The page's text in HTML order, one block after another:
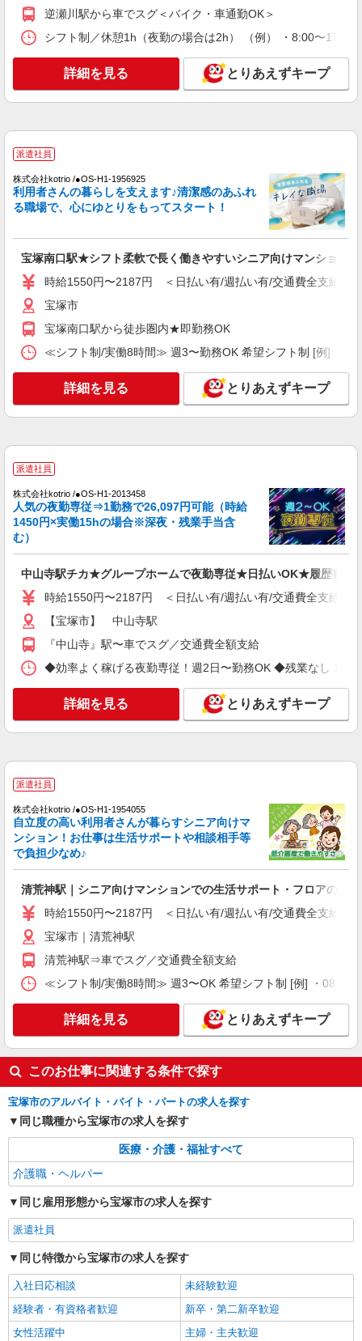
夜勤手当 〇深夜勤務手当 〇年末年始勤務手当 〇
早朝7:00〜8:00/夜間18:00〜20:00は時給25％UP
里町1番38号
キープ 詳細を見る
時給1,181円〜1,244円 ※経験・能力・資格等
間外勤務手当 〇土日祝勤務手当 〇無事故無違反表
彰金 〇年末年始勤務手当
兵庫県宝塚市高司1-6-18 リバーウエスト宝塚1F
詳細を見る
パート
エイジフリーハウス宝塚中山
サービス付き高齢者向け住宅／介護職／PMの
時給1,231円〜1,346円 ※経験・能力・資格等
1,231円 初任者研修 時給1,231円 ※一律処遇改善
加算含む 〇時間外勤務手当 〇土日祝勤務手当 〇
夜勤手当 〇深夜勤務手当 〇年末年始勤務手当 〇
早朝7:00〜8:00/夜間18:00〜20:00は時給25％UP
エイジフリーハウス宝塚中山 兵庫県宝塚市今
里町1番38号
パート
エイジフリーハウス宝塚中山
時
時給1,231円〜1,346円 ※経験・能力・資格等
による ※一律処遇改善加算含む 〇時間外勤務手当
〇土日祝勤務手当 〇夜勤手当 〇深夜勤務手当 〇
20:00は時給25％UP
エイジフリーハウス宝塚中山 兵庫県宝塚市今
里町1番38号
キープ 詳細を見る
パート
エイジフリーハウス宝塚中山
介護職／サ高住／小規模多機能事業所／パート
時給1,231円〜1,346円 ※経験・能力・資格等
による 社会福祉士・介護福祉士 時給1,346円 その
エイジフリーハウス宝塚中山 兵庫県宝塚市今
正社員
エイジフリーハウス宝塚中山
介護職／サービス付き高齢者向け住宅／正社員
／介護福祉士／夜勤月4〜5回
月給25万7330円〜26万3510円 ※経験・能力・
祉士 月給 26万3510円 ※一律処遇改善加算含む ※
夜勤手当6000円/4回を含む 〇資格手当 〇職種手当
勤務手当 〇休日勤務手当 〇年末年始勤務手当
里町1番38号
キープ
エイジフリーハウス宝塚中山
サービス付き高齢者向け住宅／介護職／早出の
み
時給1,231円〜1,346円 ※経験・能力・資格等
による ※一律処遇改善加算含む 〇時間外勤務手当
〇土日祝勤務手当 〇夜勤手当 〇深夜勤務手当 〇
年末年始勤務手当 〇早朝7:00〜8:00/夜間18:00〜
20:00は時給25％UP
エイジフリーハウス宝塚中山 兵庫県宝塚市今
里町1番38号
キープ 詳細を見る
パート
エイジフリーハウス宝塚中山
介護職／サービス付き高齢者向け住宅／パート
／夜勤専従／日数応相談
時給1,231円〜1,346円 ※経験・能力・資格等
による 介護福祉士 時給1,346円 実務者研修 時給
1,231円 ※一律処遇改善加算含む 〇時間外勤務手
当 〇土日祝勤務手当 〇夜勤手当 〇年末年始勤務
エイジフリーハウス宝塚中山 兵庫県宝塚市今
里町1番38号
逆瀬川駅から車でスグ＜バイク・車通勤OK＞
シフト制／休憩1h（夜勤の場合は2h） （例） ・8:00〜
詳細を見る とりあえずキープ
派遣社員
株式会社kotrio /●OS-H1-1956925
利用者さんの暮らしを支えます♪清潔感のあふれ
る職場で、心にゆとりをもってスタート！
宝塚南口駅★シフト柔軟で長く働きやすいシニア向けマンション
時給1550円〜2187円 ＜日払い有/週払い有/交通費全支給(ガ
宝塚市
宝塚南口駅から徒歩圏内★即勤務OK
≪シフト制/実働8時間≫ 週3〜勤務OK 希望シフト制 [例] ・
詳細を見る とりあえずキープ
派遣社員
株式会社kotrio /●OS-H1-2013458
人気の夜勤専従⇒1勤務で26,097円可能（時給
1450円×実働15hの場合※深夜・残業手当含
む）
中山寺駅チカ★グループホームで夜勤専従★日払いOK★履歴書不
時給1550円〜2187円 ＜日払い有/週払い有/交通費全支給(ガ
【宝塚市】 中山寺駅
『中山寺』駅〜車でスグ／交通費全額支給
◆効率よく稼げる夜勤専従！週2日〜勤務OK ◆残業なし！朝
詳細を見る とりあえずキープ
派遣社員
株式会社kotrio /●OS-H1-1954055
自立度の高い利用者さんが暮らすシニア向けマ
ンション！お仕事は生活サポートや相談相手等
で負担少なめ♪
清荒神駅｜シニア向けマンションでの生活サポート・フロアの巡回
時給1550円〜2187円 ＜日払い有/週払い有/交通費全支給(ガ
宝塚市｜清荒神駅
清荒神駅⇒車でスグ／交通費全額支給
≪シフト制/実働8時間≫ 週3〜OK 希望シフト制 [例] ・
詳細を見る とりあえずキープ
このお仕事に関連する条件で探す
宝塚市のアルバイト・バイト・パートの求人を探す
同じ職種から宝塚市の求人を探す
医療・介護・福祉すべて
介護職・ヘルパー
同じ雇用形態から宝塚市の求人を探す
派遣社員
同じ特徴から宝塚市の求人を探す
入社日応相談
未経験歓迎
経験者・有資格者歓迎
新卒・第二新卒歓迎
女性活躍中
主婦・主夫歓迎